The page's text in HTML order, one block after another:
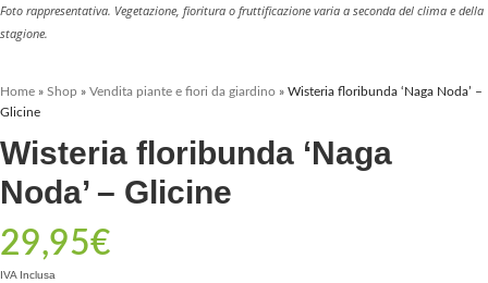
Foto rappresentativa. Vegetazione, fioritura o fruttificazione varia a seconda del clima e della
stagione.
Home » Shop » Vendita piante e fiori da giardino » Wisteria floribunda ‘Naga Noda’ –
Glicine
Wisteria floribunda ‘Naga
Noda’ – Glicine
29,95€
IVA Inclusa